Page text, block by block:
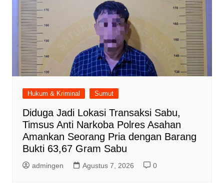
Hukum & Kriminal Sumut
Diduga Jadi Lokasi Transaksi Sabu,
Timsus Anti Narkoba Polres Asahan
Amankan Seorang Pria dengan Barang
Bukti 63,67 Gram Sabu
admingen Agustus 7, 2026 0